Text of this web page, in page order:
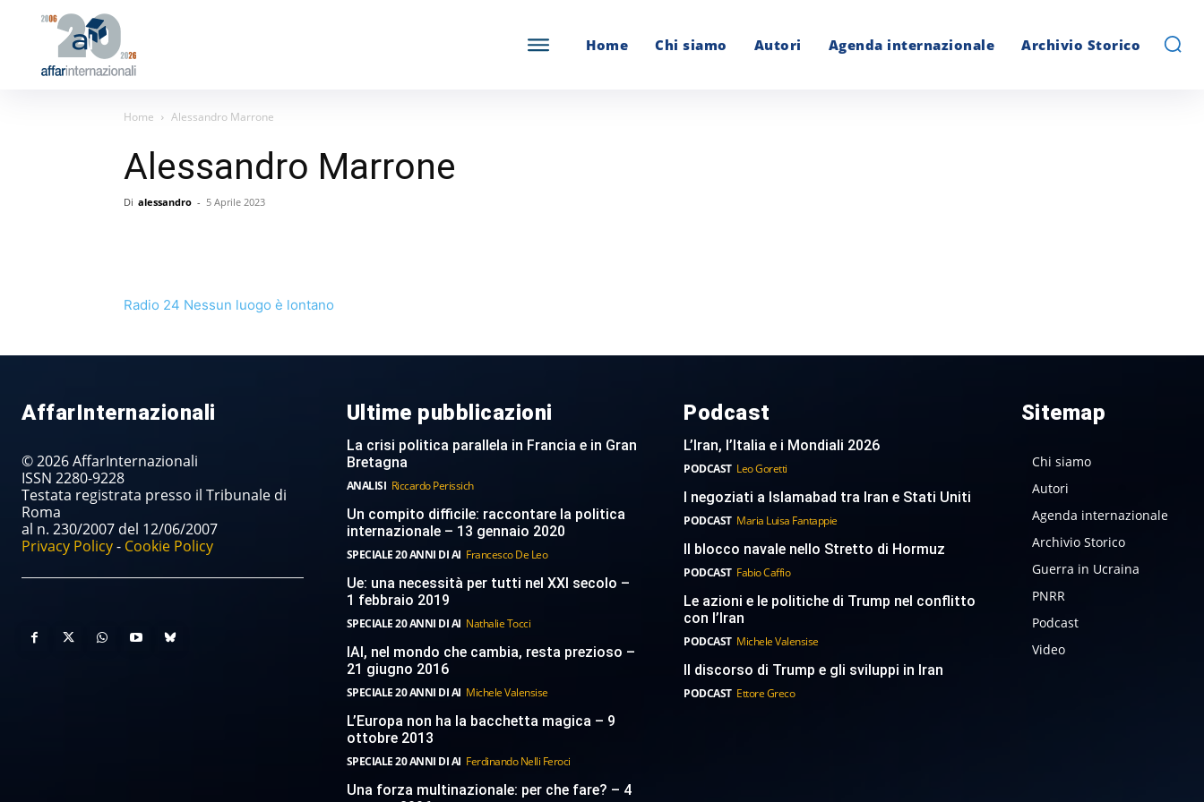
Home Chi siamo Autori Agenda internazionale Archivio Storico
Home Alessandro Marrone
Alessandro Marrone
Di alessandro - 5 Aprile 2023
Radio 24 Nessun luogo è lontano
AffarInternazionali
© 2026 AffarInternazionali
ISSN 2280-9228
Testata registrata presso il Tribunale di
Roma
al n. 230/2007 del 12/06/2007
Privacy Policy- Cookie Policy
Ultime pubblicazioni
La crisi politica parallela in Francia e in Gran
Bretagna
ANALISI Riccardo Perissich
Un compito difficile: raccontare la politica
internazionale – 13 gennaio 2020
SPECIALE 20 ANNI DI AI Francesco De Leo
Ue: una necessità per tutti nel XXI secolo –
1 febbraio 2019
SPECIALE 20 ANNI DI AI Nathalie Tocci
IAI, nel mondo che cambia, resta prezioso –
21 giugno 2016
SPECIALE 20 ANNI DI AI Michele Valensise
L’Europa non ha la bacchetta magica – 9
ottobre 2013
SPECIALE 20 ANNI DI AI Ferdinando Nelli Feroci
Una forza multinazionale: per che fare? – 4
Podcast
L’Iran, l’Italia e i Mondiali 2026
PODCAST Leo Goretti
I negoziati a Islamabad tra Iran e Stati Uniti
PODCAST Maria Luisa Fantappie
Il blocco navale nello Stretto di Hormuz
PODCAST Fabio Caffio
Le azioni e le politiche di Trump nel conflitto
con l’Iran
PODCAST Michele Valensise
Il discorso di Trump e gli sviluppi in Iran
PODCAST Ettore Greco
Sitemap
Chi siamo
Autori
Agenda internazionale
Archivio Storico
Guerra in Ucraina
PNRR
Podcast
Video